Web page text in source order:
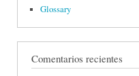
Glossary
Comentarios recientes